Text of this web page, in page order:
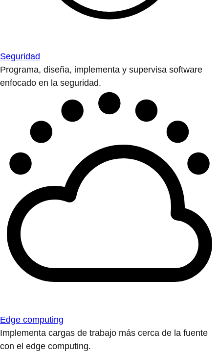
Seguridad
Programa, diseña, implementa y supervisa software
enfocado en la seguridad.
Edge computing
Implementa cargas de trabajo más cerca de la fuente
con el edge computing.